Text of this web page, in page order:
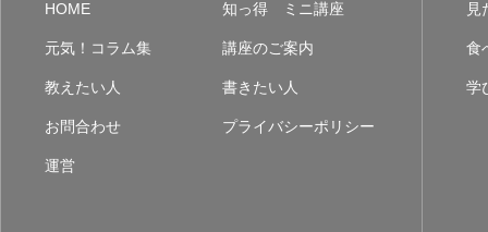
HOME 知っ得 ミニ講座
元気！コラム集 講座のご案内
教えたい人 書きたい人
お問合わせ プライバシーポリシー
運営
見
食
学